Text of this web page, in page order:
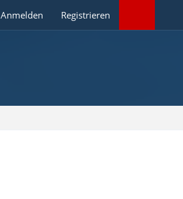
Anmelden Registrieren